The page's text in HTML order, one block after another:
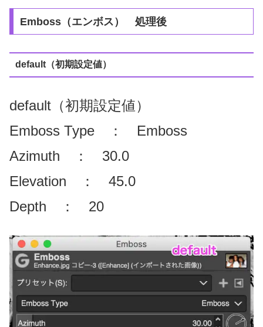
Emboss（エンボス） 処理後
default（初期設定値）
default（初期設定値）
Emboss Type ： Emboss
Azimuth ： 30.0
Elevation ： 45.0
Depth ： 20